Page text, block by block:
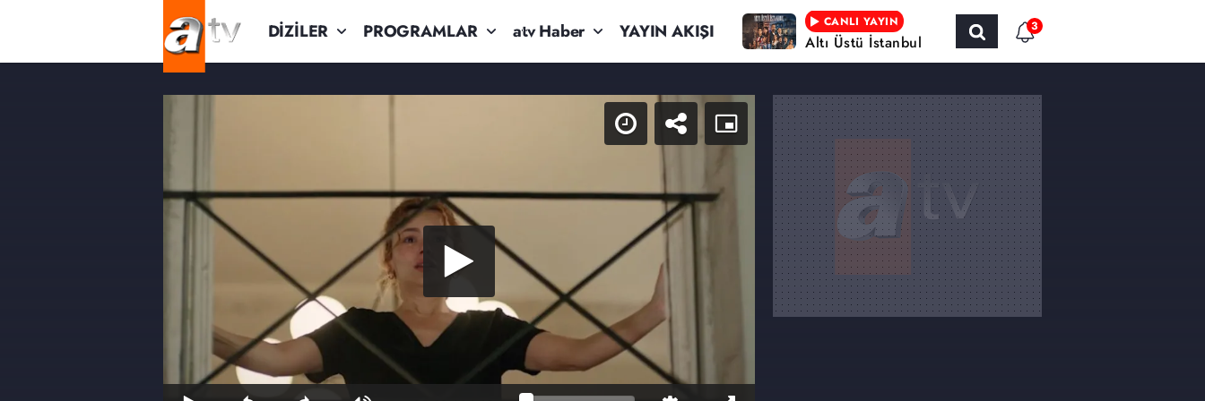
DİZİLER PROGRAMLAR atv Haber YAYIN AKIŞI CANLI YAYIN
Altı Üstü İstanbul
3